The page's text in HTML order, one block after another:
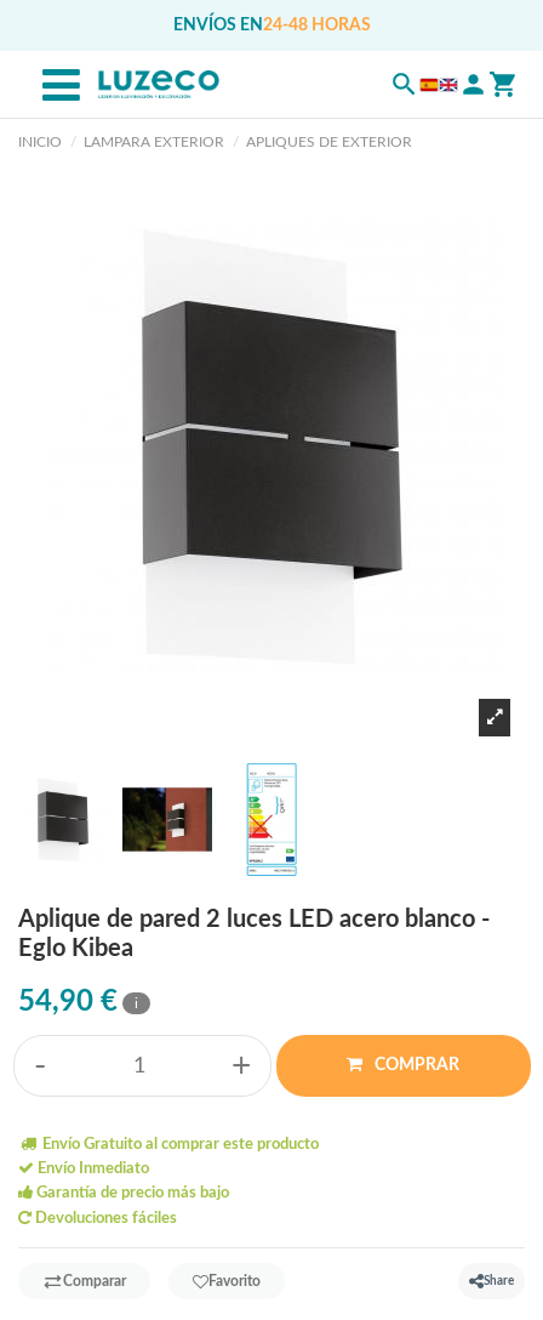
ENVÍOS EN 24-48 HORAS
INICIO LAMPARA EXTERIOR APLIQUES DE EXTERIOR
Aplique de pared 2 luces LED acero blanco -
Eglo Kibea
54,90 € i
- + COMPRAR
Envío Gratuito al comprar este producto
Envío Inmediato
Garantía de precio más bajo
Devoluciones fáciles
Comparar Favorito Share